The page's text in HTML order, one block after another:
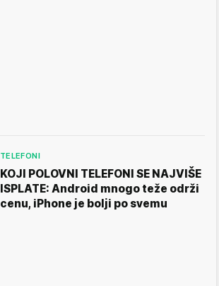
TELEFONI
KOJI POLOVNI TELEFONI SE NAJVIŠE
ISPLATE: Android mnogo teže održi
cenu, iPhone je bolji po svemu